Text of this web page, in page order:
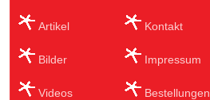
Artikel
Bilder
Videos
Kontakt
Impressum
Bestellungen